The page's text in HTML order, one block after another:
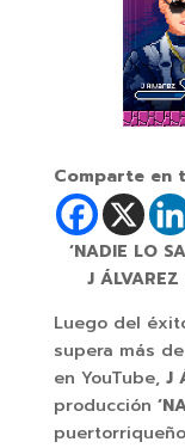
Comparte en
‘NADIE LO
J
Luego del
supera más
en YouTube, J
producción
puertorriqueño